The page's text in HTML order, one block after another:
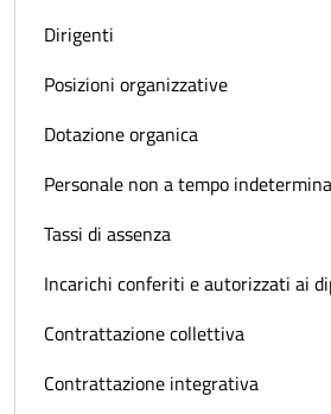
Dirigenti
Posizioni organizzative
Dotazione organica
Personale non a tempo
Tassi di assenza
Incarichi conferiti e autorizzati ai
Contrattazione collettiva
Contrattazione integrativa